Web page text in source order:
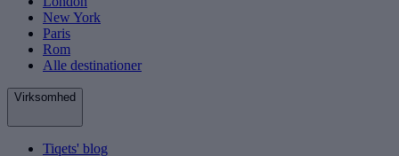
New York
Paris
Rom
Alle destinationer
Virksomhed
Tiqets' blog